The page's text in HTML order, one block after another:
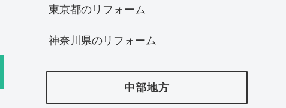
東京都のリフォーム
神奈川県のリフォーム
中部地方